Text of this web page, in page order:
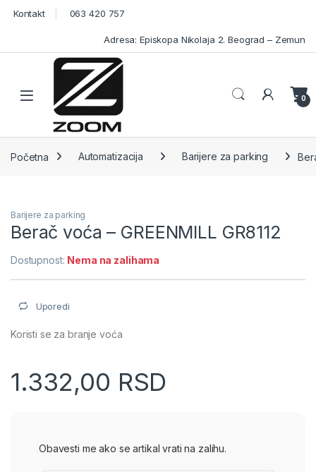
Skip to navigation
Skip to content
Kontakt 063 420 757
Adresa: Episkopa Nikolaja 2. Beograd – Zemun
Open 0
Početna Automatizacija Barijere za parking
Barijere za parking
Berač voća – GREENMILL GR8112
Dostupnost: Nema na zalihama
Uporedi
Koristi se za branje voća
1.332,00 RSD
Obavesti me ako se artikal vrati na zalihu.